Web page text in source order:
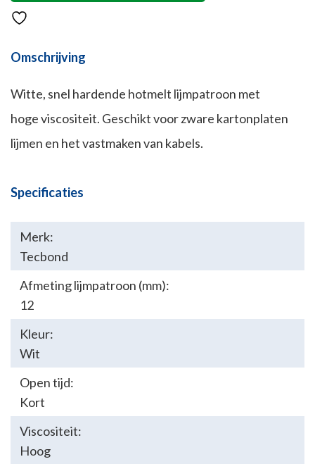
Omschrijving
Witte, snel hardende hotmelt lijmpatroon met
hoge viscositeit. Geschikt voor zware kartonplaten
lijmen en het vastmaken van kabels.
Specificaties
Merk:
Tecbond
Afmeting lijmpatroon (mm):
12
Kleur:
Wit
Open tijd:
Kort
Viscositeit:
Hoog